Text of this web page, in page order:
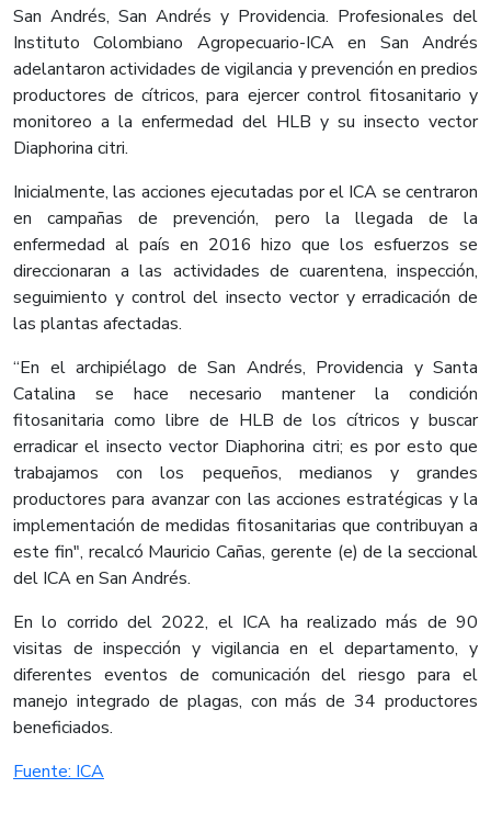
San Andrés, San Andrés y Providencia. Profesionales del
Instituto Colombiano Agropecuario-ICA en San Andrés
adelantaron actividades de vigilancia y prevención en predios
productores de cítricos, para ejercer control fitosanitario y
monitoreo a la enfermedad del HLB y su insecto vector
Diaphorina citri.
Inicialmente, las acciones ejecutadas por el ICA se centraron
en campañas de prevención, pero la llegada de la
enfermedad al país en 2016 hizo que los esfuerzos se
direccionaran a las actividades de cuarentena, inspección,
seguimiento y control del insecto vector y erradicación de
las plantas afectadas.
“En el archipiélago de San Andrés, Providencia y Santa
Catalina se hace necesario mantener la condición
fitosanitaria como libre de HLB de los cítricos y buscar
erradicar el insecto vector Diaphorina citri; es por esto que
trabajamos con los pequeños, medianos y grandes
productores para avanzar con las acciones estratégicas y la
implementación de medidas fitosanitarias que contribuyan a
este fin", recalcó Mauricio Cañas, gerente (e) de la seccional
del ICA en San Andrés.
En lo corrido del 2022, el ICA ha realizado más de 90
visitas de inspección y vigilancia en el departamento, y
diferentes eventos de comunicación del riesgo para el
manejo integrado de plagas, con más de 34 productores
beneficiados.​
Fuente: ICA​